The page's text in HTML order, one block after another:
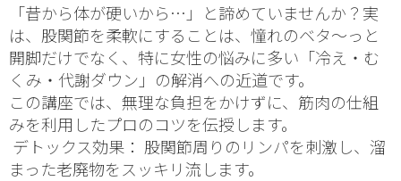
「昔から体が硬いから…」と諦めていませんか？実
は、股関節を柔軟にすることは、憧れのベタ〜っと
開脚だけでなく、特に女性の悩みに多い「冷え・む
くみ・代謝ダウン」の解消への近道です。
この講座では、無理な負担をかけずに、筋肉の仕組
みを利用したプロのコツを伝授します。
まった老廃物をスッキリ流します。